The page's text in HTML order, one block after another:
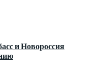
и Новороссия